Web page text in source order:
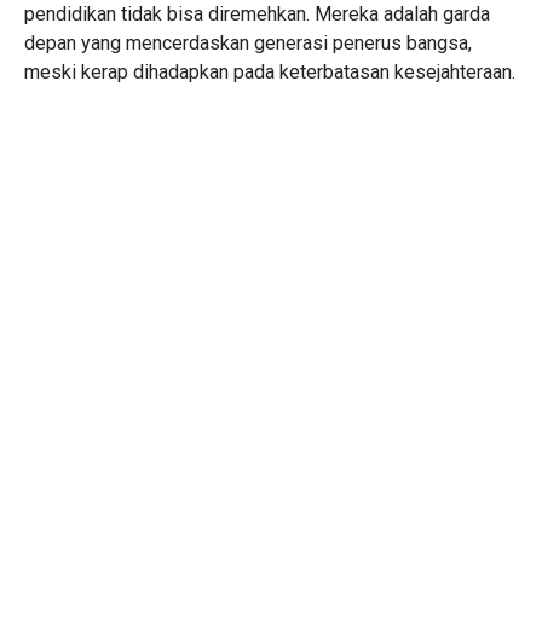
pendidikan tidak bisa diremehkan. Mereka adalah garda
depan yang mencerdaskan generasi penerus bangsa,
meski kerap dihadapkan pada keterbatasan kesejahteraan.